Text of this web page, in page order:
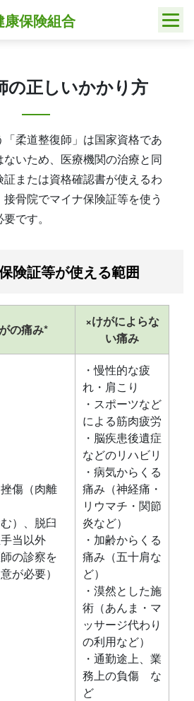
保険組合
の正しいかかり方
柔道整復師」は国家資格であ
いため、医療機関の治療と同
証または資格確認書が使えるわ
骨院でマイナ保険証等を使う
です。
険証等が使える範囲
の痛み*
×けがによらな
い痛み
傷（肉離
）、脱臼
当以外
の診察を
が必要）
・慢性的な疲
れ・肩こり
・スポーツなど
による筋肉疲労
・脳疾患後遺症
などのリハビリ
・病気からくる
痛み（神経痛・
リウマチ・関節
炎など）
・加齢からくる
痛み（五十肩な
ど）
・漠然とした施
術（あんま・マ
ッサージ代わり
の利用など）
・通勤途上、業
務上の負傷 な
ど